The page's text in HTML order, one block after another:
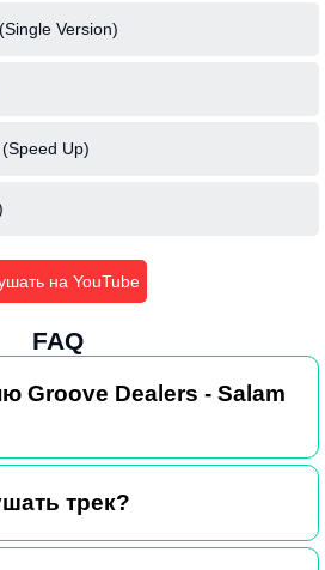
Version)
Up)
на YouTube
FAQ
Groove Dealers - Salam
трек?